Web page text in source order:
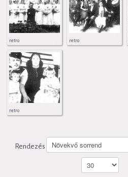
retro retro
retro
Rendezés